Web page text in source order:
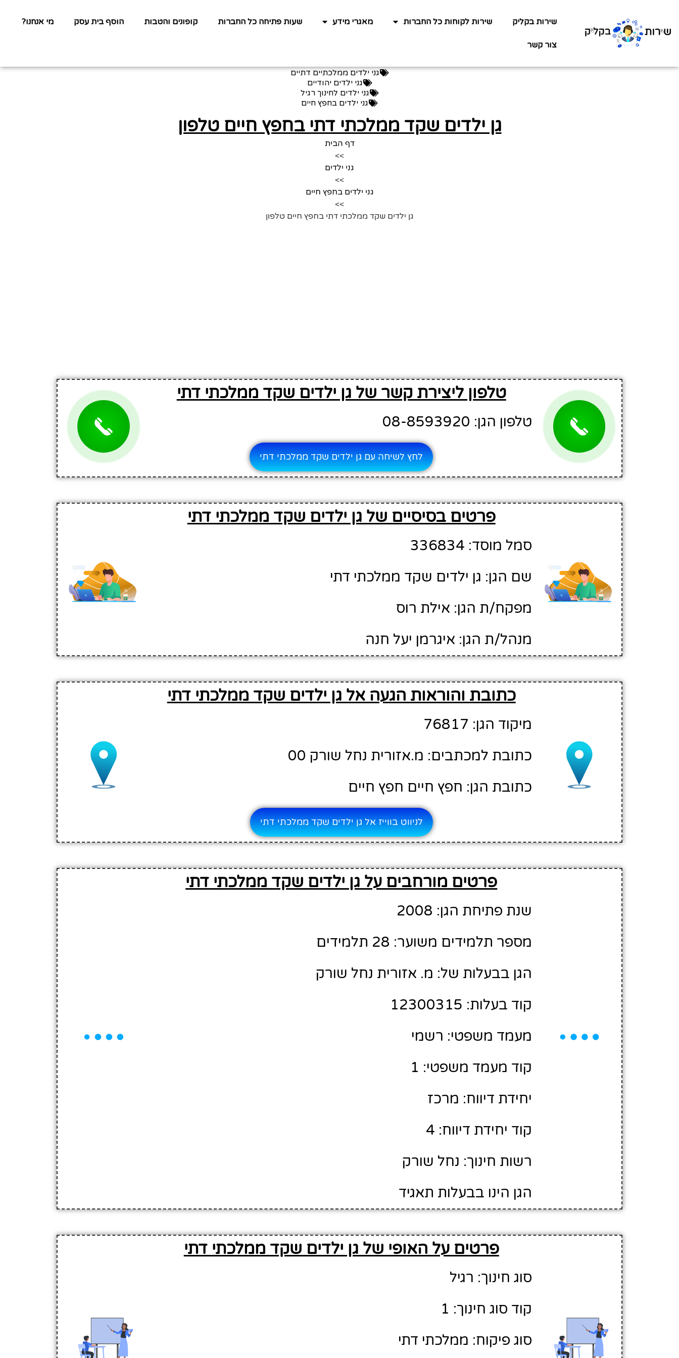
שירות בקליק שירות לקוחות כל החברות מאגרי מידע שעות פתיחה כל החברות קופונים והטבות הוסף בית עסק מי אנחנו?
צור קשר
גני ילדים ממלכתיים דתיים
גני ילדים יהודיים
גני ילדים לחינוך רגיל
גני ילדים בחפץ חיים
גן ילדים שקד ממלכתי דתי בחפץ חיים טלפון
דף הבית
>>
גני ילדים
>>
גני ילדים בחפץ חיים
>>
גן ילדים שקד ממלכתי דתי בחפץ חיים טלפון
טלפון ליצירת קשר של גן ילדים שקד ממלכתי דתי
טלפון הגן: 08-8593920
לחץ לשיחה עם גן ילדים שקד ממלכתי דתי
פרטים בסיסיים של גן ילדים שקד ממלכתי דתי
סמל מוסד: 336834
שם הגן: גן ילדים שקד ממלכתי דתי
מפקח/ת הגן: אילת רוס
מנהל/ת הגן: איגרמן יעל חנה
כתובת והוראות הגעה אל גן ילדים שקד ממלכתי דתי
מיקוד הגן: 76817
כתובת למכתבים: מ.אזורית נחל שורק 00
כתובת הגן: חפץ חיים חפץ חיים
לניווט בווייז אל גן ילדים שקד ממלכתי דתי
פרטים מורחבים על גן ילדים שקד ממלכתי דתי
שנת פתיחת הגן: 2008
מספר תלמידים משוער: 28 תלמידים
הגן בבעלות של: מ. אזורית נחל שורק
קוד בעלות: 12300315
מעמד משפטי: רשמי
קוד מעמד משפטי: 1
יחידת דיווח: מרכז
קוד יחידת דיווח: 4
רשות חינוך: נחל שורק
הגן הינו בבעלות תאגיד
פרטים על האופי של גן ילדים שקד ממלכתי דתי
סוג חינוך: רגיל
קוד סוג חינוך: 1
סוג פיקוח: ממלכתי דתי